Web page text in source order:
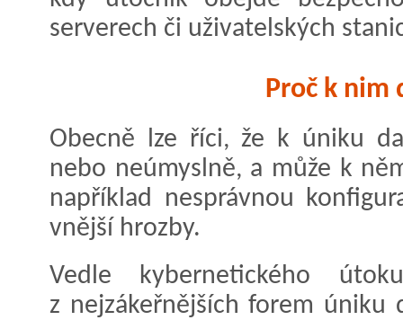
serverech či uživatelských
Proč k nim
Obecně lze říci, že k úniku
nebo neúmyslně, a může k
například nesprávnou
vnější hrozby.
Vedle kybernetického
z nejzákeřnějších forem úniku